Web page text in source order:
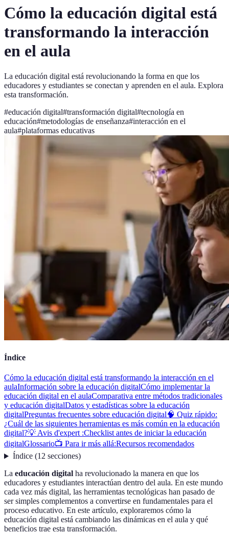
Cómo la educación digital está
transformando la interacción
en el aula
La educación digital está revolucionando la forma en que los
educadores y estudiantes se conectan y aprenden en el aula. Explora
esta transformación.
#educación digital#transformación digital#tecnología en
educación#metodologías de enseñanza#interacción en el
aula#plataformas educativas
Índice
Cómo la educación digital está transformando la interacción en el
aulaInformación sobre la educación digitalCómo implementar la
educación digital en el aulaComparativa entre métodos tradicionales
y educación digitalDatos y estadísticas sobre la educación
digitalPreguntas frecuentes sobre educación digital🧠 Quiz rápido:
¿Cuál de las siguientes herramientas es más común en la educación
digital?💡 Avis d'expert :Checklist antes de iniciar la educación
digitalGlossario📺 Para ir más allá:Recursos recomendados
Índice(12 secciones)
La educación digital ha revolucionado la manera en que los
educadores y estudiantes interactúan dentro del aula. En este mundo
cada vez más digital, las herramientas tecnológicas han pasado de
ser simples complementos a convertirse en fundamentales para el
proceso educativo. En este artículo, exploraremos cómo la
educación digital está cambiando las dinámicas en el aula y qué
beneficios trae esta transformación.